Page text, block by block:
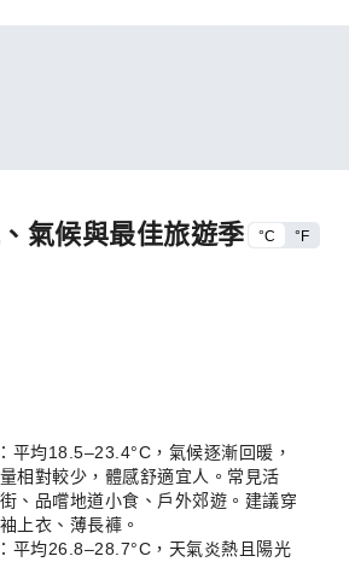
氣候與最佳旅遊季
°C °F
平均18.5–23.4°C，氣候逐漸回暖，
相對較少，體感舒適宜人。常見活
、品嚐地道小食、戶外郊遊。建議穿
上衣、薄長褲。
平均26.8–28.7°C，天氣炎熱且陽光